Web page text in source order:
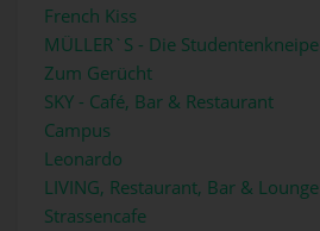
French Kiss
MÜLLER`S - Die Studentenkneipe
Zum Gerücht
SKY - Café, Bar & Restaurant
Campus
Leonardo
LIVING, Restaurant, Bar & Lounge
Strassencafe